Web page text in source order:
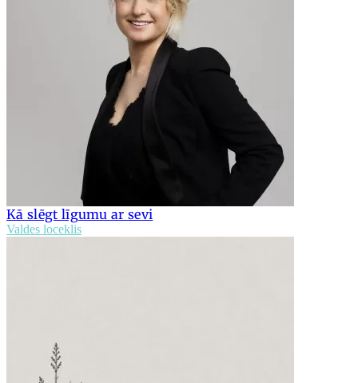
Kā slēgt līgumu ar sevi
Valdes loceklis